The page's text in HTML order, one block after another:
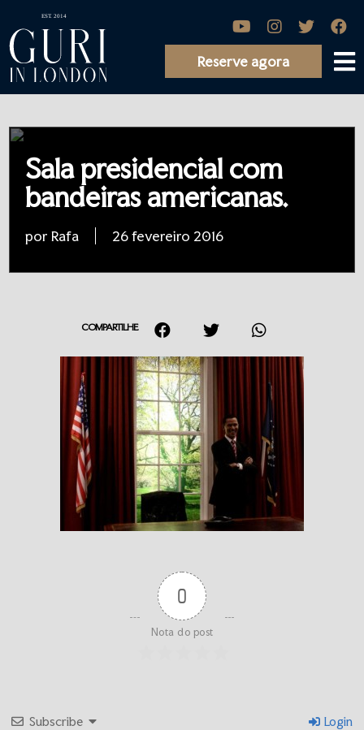
Reserve agora
Sala presidencial com
bandeiras americanas.
por Rafa 26 fevereiro 2016
COMPARTILHE
0
Nota do post
Subscribe Login